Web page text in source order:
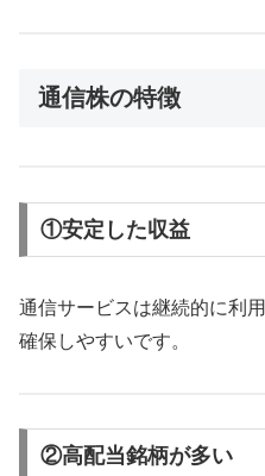
通信株の特徴
①安定した収益
通信サービスは継続的に利用
確保しやすいです。
②高配当銘柄が多い